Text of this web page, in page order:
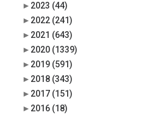
► 2023 (44)
► 2022 (241)
► 2021 (643)
► 2020 (1339)
► 2019 (591)
► 2018 (343)
► 2017 (151)
► 2016 (18)